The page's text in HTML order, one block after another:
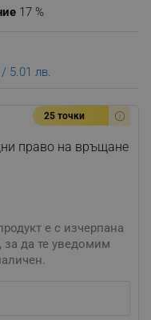
17 %
5.01 лв.
25 точки
право на връщане
е с изчерпана
да те уведомим